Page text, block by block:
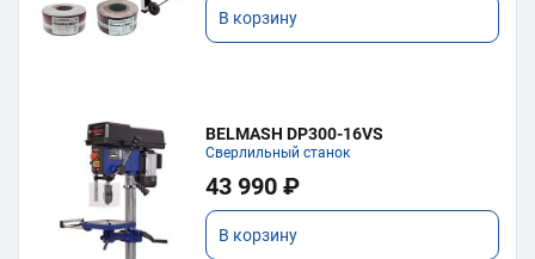
В корзину
BELMASH DP300-16VS
Сверлильный станок
43 990 ₽
В корзину